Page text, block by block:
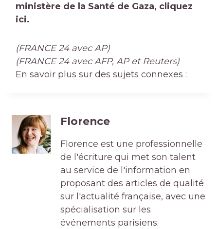
ministère de la Santé de Gaza, cliquez
ici.
(FRANCE 24 avec AP)
(FRANCE 24 avec AFP, AP et Reuters)
En savoir plus sur des sujets connexes :
Florence
Florence est une professionnelle
de l'écriture qui met son talent
au service de l'information en
proposant des articles de qualité
sur l'actualité française, avec une
spécialisation sur les
événements parisiens.